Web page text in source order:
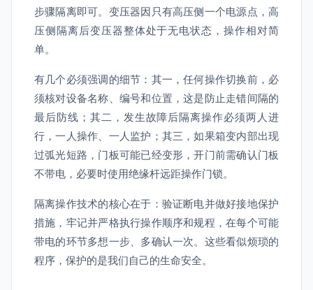
步骤隔离即可。变压器因只有高压侧一个电源点，高
压侧隔离后变压器整体处于无电状态，操作相对简
单。
有几个必须强调的细节：其一，任何操作切换前，必
须核对设备名称、编号和位置，这是防止走错间隔的
最后防线；其二，发生故障后隔离操作必须两人进
行，一人操作、一人监护；其三，如果箱变内部出现
过弧光短路，门板可能已经变形，开门前需确认门板
不带电，必要时使用绝缘杆远距操作门锁。
隔离操作技术的核心在于：验证断电并做好接地保护
措施，牢记并严格执行操作顺序和规程，在每个可能
带电的环节多想一步、多确认一次。这些看似烦琐的
程序，保护的是我们自己的生命安全。